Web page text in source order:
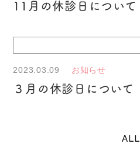
11月の休診日について
2023.03.09 お知らせ
３月の休診日について
ALL